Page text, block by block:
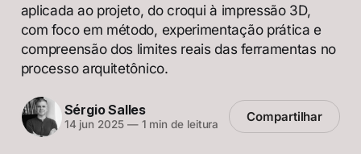
aplicada ao projeto, do croqui à impressão 3D,
com foco em método, experimentação prática e
compreensão dos limites reais das ferramentas no
processo arquitetônico.
Sérgio Salles
14 jun 2025 —1 min de leitura Compartilhar